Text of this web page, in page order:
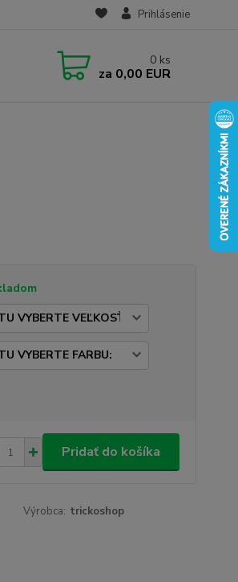
Prihlásenie
0 ks
za 0,00 EUR
Pridať do košíka
Výrobca: trickoshop